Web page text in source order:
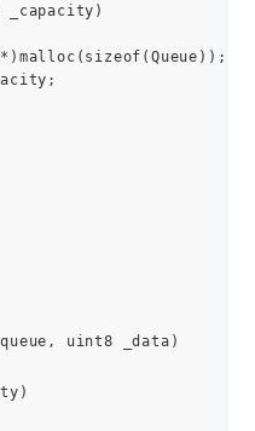
_capacity)
*)malloc(sizeof(Queue));
uint8 _data)